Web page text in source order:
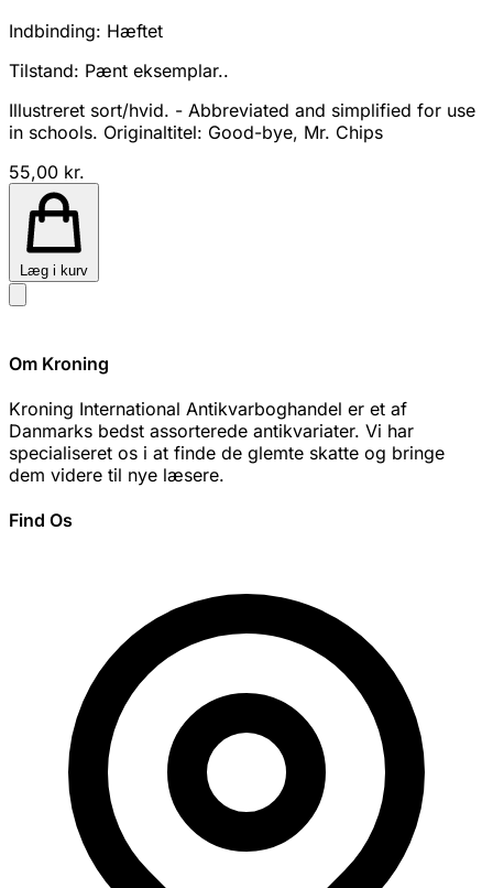
Indbinding: Hæftet
Tilstand: Pænt eksemplar..
Illustreret sort/hvid. - Abbreviated and simplified for use
in schools. Originaltitel: Good-bye, Mr. Chips
55,00 kr.
Læg i kurv
Om Kroning
Kroning International Antikvarboghandel er et af
Danmarks bedst assorterede antikvariater. Vi har
specialiseret os i at finde de glemte skatte og bringe
dem videre til nye læsere.
Find Os